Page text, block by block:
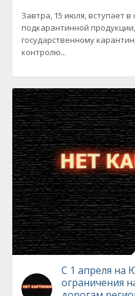
Завтра, 15 июля, вступает
подкарантинной
государственному
контролю...
С 1 апреля на
ограничения